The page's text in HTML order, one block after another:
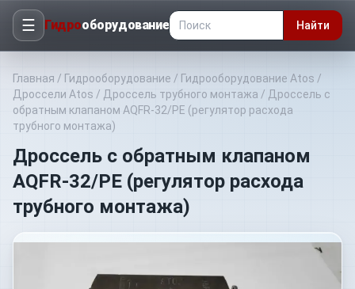
☰ Гидрооборудование Найти
Главная / Гидрооборудование / Гидрооборудование Atos /
Дроссели Atos / Дроссель трубного монтажа / Дроссель с
обратным клапаном AQFR-32/PE (регулятор расхода
трубного монтажа)
Дроссель с обратным клапаном
AQFR-32/PE (регулятор расхода
трубного монтажа)